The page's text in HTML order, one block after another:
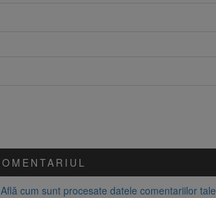
Află cum sunt procesate datele comentariilor tale